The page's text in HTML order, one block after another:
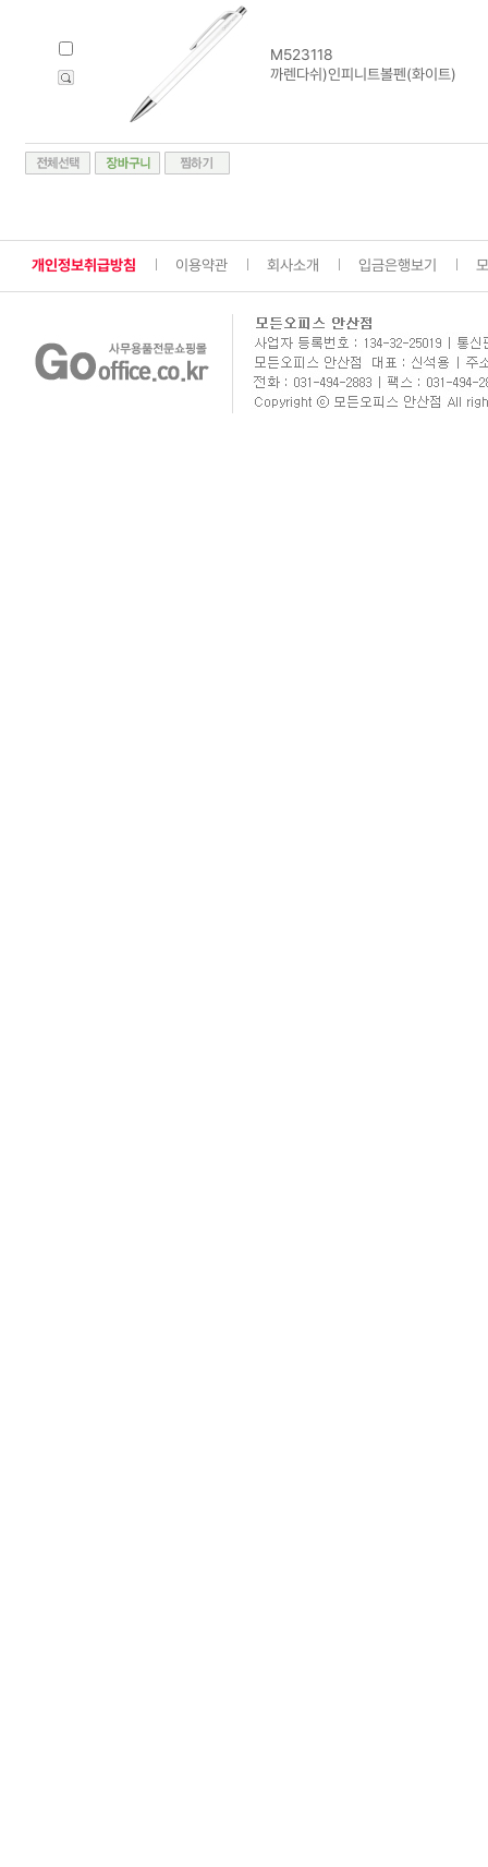
M523118
까렌다쉬)인피니트볼펜(화이트)
개인정보취급방침 이용약관 회사소개 입금은행보기